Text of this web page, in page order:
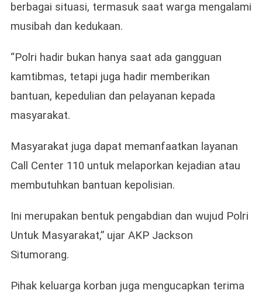
berbagai situasi, termasuk saat warga mengalami
musibah dan kedukaan.
“Polri hadir bukan hanya saat ada gangguan
kamtibmas, tetapi juga hadir memberikan
bantuan, kepedulian dan pelayanan kepada
masyarakat.
Masyarakat juga dapat memanfaatkan layanan
Call Center 110 untuk melaporkan kejadian atau
membutuhkan bantuan kepolisian.
Ini merupakan bentuk pengabdian dan wujud Polri
Untuk Masyarakat,” ujar AKP Jackson
Situmorang.
Pihak keluarga korban juga mengucapkan terima